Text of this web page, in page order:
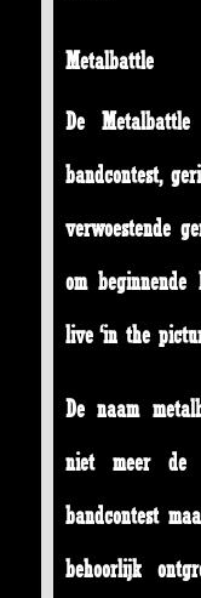
Metalbattle
De
bandcontest,
verwoestende
om beginnende
live ‘in the
De naam
niet meer de
bandcontest
behoorlijk